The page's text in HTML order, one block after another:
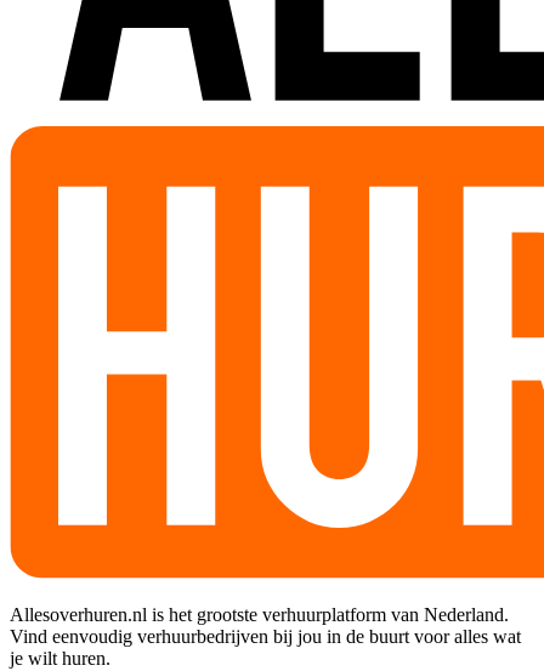
Allesoverhuren.nl is het grootste verhuurplatform van Nederland.
Vind eenvoudig verhuurbedrijven bij jou in de buurt voor alles wat
je wilt huren.